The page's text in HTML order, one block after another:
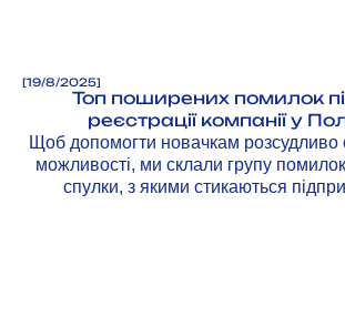
[19/8/2025]
Топ поширених помилок
реєстрації компанії у
Щоб допомогти новачкам розсудливо
можливості, ми склали групу помилок
спулки, з якими стикаються